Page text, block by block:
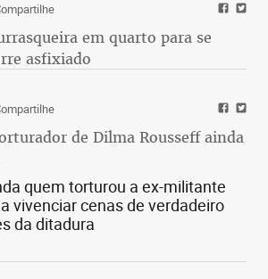
em quarto para se
asfixiado
de Dilma Rousseff ainda
quem torturou a ex-militante
vivenciar cenas de verdadeiro
da ditadura